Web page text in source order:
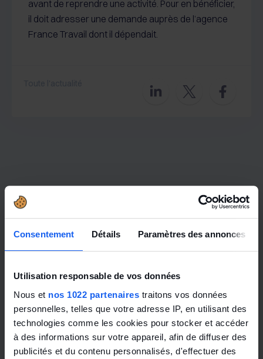
Consentement Détails Paramètres des annonces
Utilisation responsable de vos données
Nous et nos 1022 partenaires traitons vos données
personnelles, telles que votre adresse IP, en utilisant des
technologies comme les cookies pour stocker et accéder
à des informations sur votre appareil, afin de diffuser des
publicités et du contenu personnalisés, d'effectuer des
avant de reprendre une activité. Pour en bénéficier,
il doit adresser une demande auprès de l’agence
France Travail dont il dépendait.